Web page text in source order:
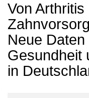
Von Arthritis
Neue
Gesundheit
in